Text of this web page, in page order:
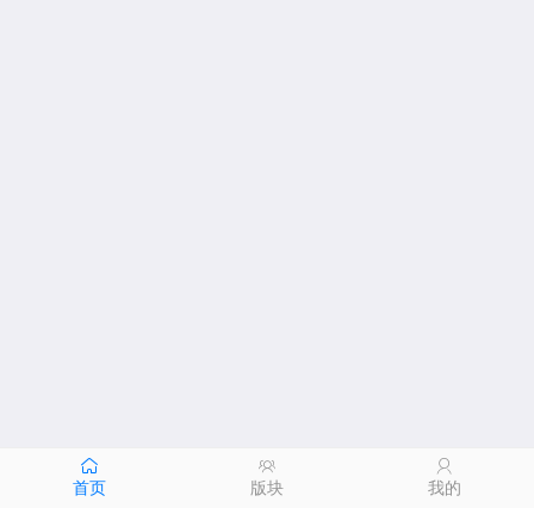
首页 版块 我的